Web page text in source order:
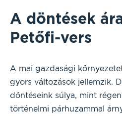
A döntések
Petőfi-vers
A mai gazdasági
gyors változások jellemzik.
döntéseink súlya, mint
történelmi párhuzammal